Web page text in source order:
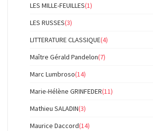
LES MILLE-FEUILLES(1)
LES RUSSES(3)
LITTERATURE CLASSIQUE(4)
Maître Gérald Pandelon(7)
Marc Lumbroso(14)
Marie-Hélène GRINFEDER(11)
Mathieu SALADIN(3)
Maurice Daccord(14)